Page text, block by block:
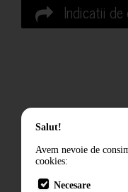
Indicatii
Salut!
Avem nevoie de
cookies:
Necesare